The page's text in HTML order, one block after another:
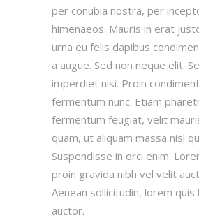
per conubia nostra, per
himenaeos. Mauris in erat
urna eu felis dapibus
a augue. Sed non neque elit.
imperdiet nisi. Proin
fermentum nunc. Etiam
fermentum feugiat, velit
quam, ut aliquam massa nisl
Suspendisse in orci enim.
proin gravida nibh vel velit
Aenean sollicitudin, lorem quis
auctor.